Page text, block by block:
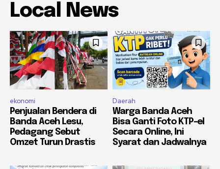
Local News
ekonomi
Penjualan Bendera di
Banda Aceh Lesu,
Pedagang Sebut
Omzet Turun Drastis
Daerah
Warga Banda Aceh
Bisa Ganti Foto KTP-el
Secara Online, Ini
Syarat dan Jadwalnya